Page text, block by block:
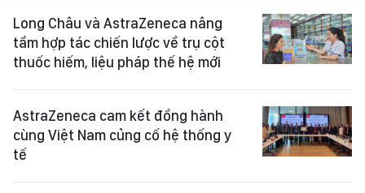
Long Châu và AstraZeneca nâng
tầm hợp tác chiến lược về trụ cột
thuốc hiếm, liệu pháp thế hệ mới
AstraZeneca cam kết đồng hành
cùng Việt Nam củng cố hệ thống y
tế